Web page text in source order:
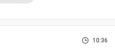
10:36